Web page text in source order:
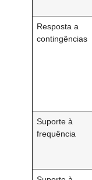
Resposta a
contingências
Suporte à
frequência